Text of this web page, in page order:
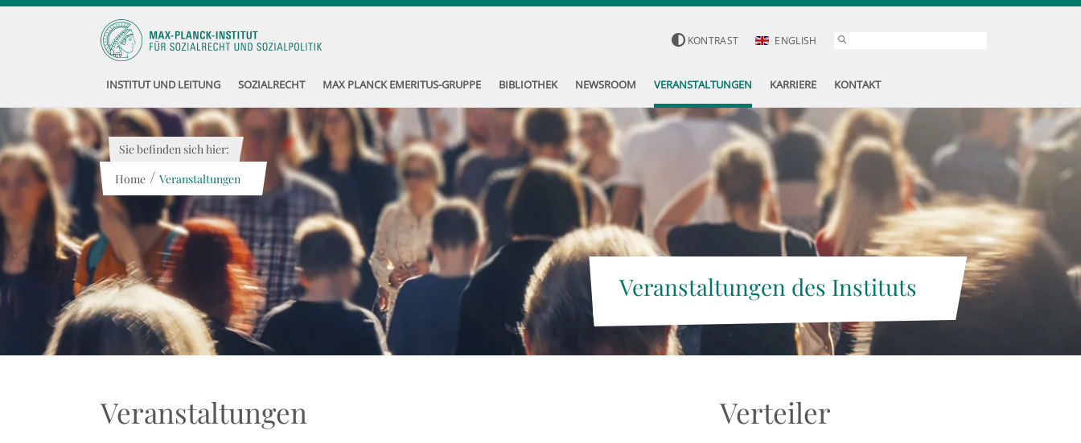
KONTRAST ENGLISH
INSTITUT UND LEITUNG SOZIALRECHT MAX PLANCK EMERITUS-GRUPPE BIBLIOTHEK NEWSROOM VERANSTALTUNGEN KARRIERE KONTAKT
Veranstaltungen des Instituts
Sie befinden sich hier:
Home / Veranstaltungen
Veranstaltungen Verteiler